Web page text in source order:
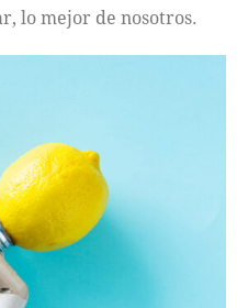
lo mejor de nosotros.